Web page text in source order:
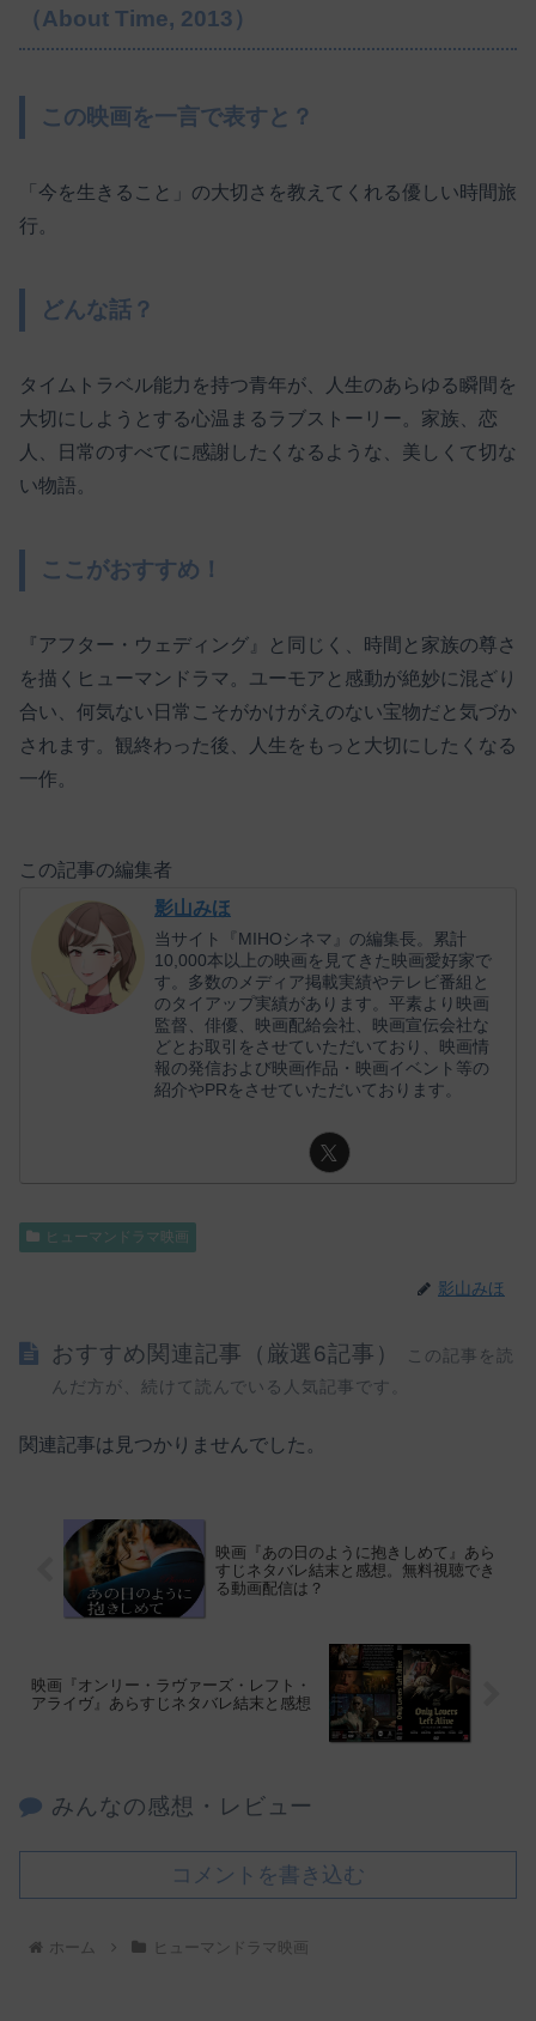
（About Time, 2013）
この映画を一言で表すと？
「今を生きること」の大切さを教えてくれる優しい時間旅
行。
どんな話？
タイムトラベル能力を持つ青年が、人生のあらゆる瞬間を
大切にしようとする心温まるラブストーリー。家族、恋
人、日常のすべてに感謝したくなるような、美しくて切な
い物語。
ここがおすすめ！
『アフター・ウェディング』と同じく、時間と家族の尊さ
を描くヒューマンドラマ。ユーモアと感動が絶妙に混ざり
合い、何気ない日常こそがかけがえのない宝物だと気づか
されます。観終わった後、人生をもっと大切にしたくなる
一作。
この記事の編集者
影山みほ
当サイト『MIHOシネマ』の編集長。累計
10,000本以上の映画を見てきた映画愛好家で
す。多数のメディア掲載実績やテレビ番組と
のタイアップ実績があります。平素より映画
監督、俳優、映画配給会社、映画宣伝会社な
どとお取引をさせていただいており、映画情
報の発信および映画作品・映画イベント等の
紹介やPRをさせていただいております。
ヒューマンドラマ映画
影山みほ
おすすめ関連記事（厳選6記事）
この記事を読
んだ方が、続けて読んでいる人気記事です。
関連記事は見つかりませんでした。
映画『あの日のように抱きしめて』あら
すじネタバレ結末と感想。無料視聴でき
る動画配信は？
映画『オンリー・ラヴァーズ・レフト・
アライヴ』あらすじネタバレ結末と感想
みんなの感想・レビュー
コメントを書き込む
ホーム ヒューマンドラマ映画